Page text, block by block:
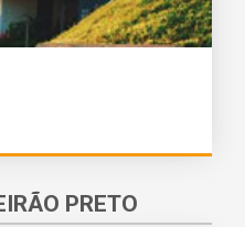
PRETO